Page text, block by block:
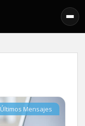
Últimos Mensajes